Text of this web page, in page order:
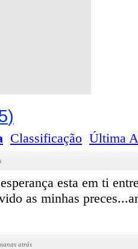
)
Classificação Última
esta em ti
as minhas
atrás